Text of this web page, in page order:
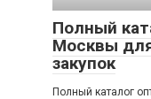
Полный
Москвы
закупок
Полный каталог